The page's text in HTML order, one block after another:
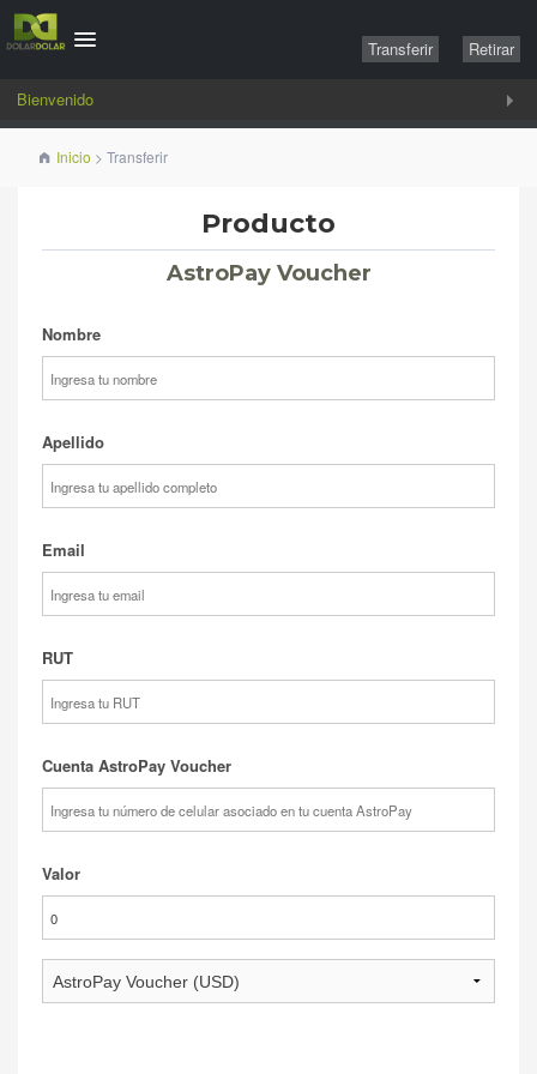
Bienvenido
Inicio > Transferir
Producto
AstroPay Voucher
Nombre
Apellido
Email
RUT
Cuenta AstroPay Voucher
Valor
Transferir Retirar